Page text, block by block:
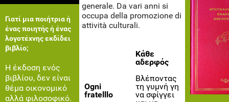
Γιατί μια ποιήτρια ή
ένας ποιητής ή ένας
λογοτέχνης εκδίδει
βιβλίο;
Η έκδοση ενός
βιβλίου, δεν είναι
θέμα οικονομικό
αλλά φιλοσοφικό.
generale. Da vari anni si
occupa della promozione di
attività culturali.
Ogni
fratelllo
Κάθε
αδερφός
Βλέποντας
τη γυμνή γη
να σφίγγει